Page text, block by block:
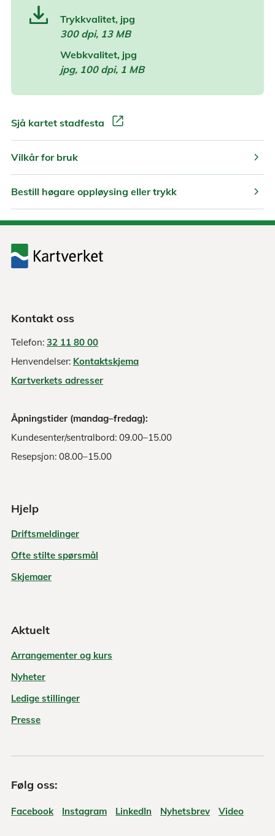
Trykkvalitet, jpg
300 dpi, 13 MB
Webkvalitet, jpg
jpg, 100 dpi, 1 MB
Sjå kartet stadfesta open_in_new
Vilkår for bruk chevron_right
Bestill høgare oppløysing eller trykk chevron_right
Kontakt oss
Telefon: 32 11 80 00
Henvendelser: Kontaktskjema
Kartverkets adresser
Åpningstider (mandag–fredag):
Kundesenter/sentralbord: 09.00–15.00
Resepsjon: 08.00–15.00
Hjelp
Driftsmeldinger
Ofte stilte spørsmål
Skjemaer
Aktuelt
Arrangementer og kurs
Nyheter
Ledige stillinger
Presse
Følg oss:
Facebook Instagram LinkedIn Nyhetsbrev Video